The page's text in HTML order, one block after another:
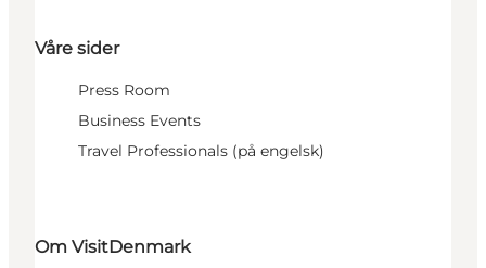
Våre sider
Press Room
Business Events
Travel Professionals (på engelsk)
Om VisitDenmark